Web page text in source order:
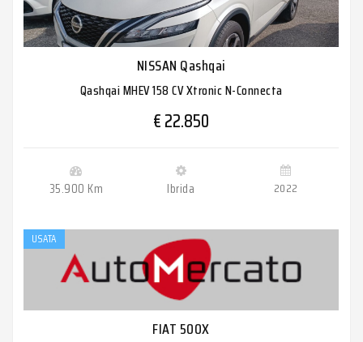
NISSAN Qashqai
Qashqai MHEV 158 CV Xtronic N-Connecta
€ 22.850
35.900 Km Ibrida 2022
USATA
FIAT 500X